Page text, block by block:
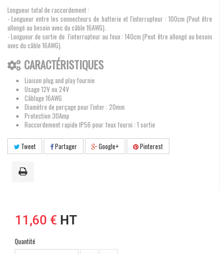
Longueur total de raccordement :
- Longueur entre les connecteurs de batterie et l'interrupteur : 100cm (Peut être
allongé au besoin avec du câble 16AWG).
- Longueur de sortie de l'interrupteur au feux : 140cm (Peut être allongé au besoin
avec du câble 16AWG).
CARACTÉRISTIQUES
Liaison plug and play fournie
Usage 12V ou 24V
Câblage 16AWG
Diamètre de perçage pour l'inter : 20mm
Protection 30Amp
Raccordement rapide IP56 pour feux fourni : 1 sortie
Tweet Partager Google+ Pinterest
11,60 € HT
Quantité